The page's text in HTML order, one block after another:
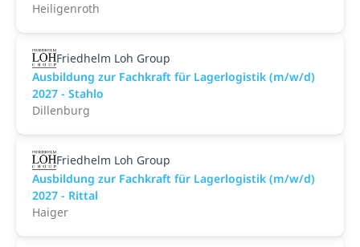
Heiligenroth
Friedhelm Loh Group
Ausbildung zur Fachkraft für Lagerlogistik (m/w/d)
2027 - Stahlo
Dillenburg
Friedhelm Loh Group
Ausbildung zur Fachkraft für Lagerlogistik (m/w/d)
2027 - Rittal
Haiger